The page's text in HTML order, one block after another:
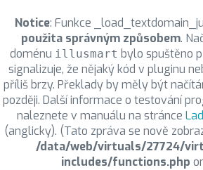
Notice: Funkce
použita správným způsobem.
doménu illusmart bylo spuštěno
signalizuje, že nějaký kód v pluginu
příliš brzy. Překlady by měly být
později. Další informace o testování
naleznete v manuálu na stránce
(anglicky). (Tato zpráva se nově
/data/web/virtuals/27724/
includes/functions.php